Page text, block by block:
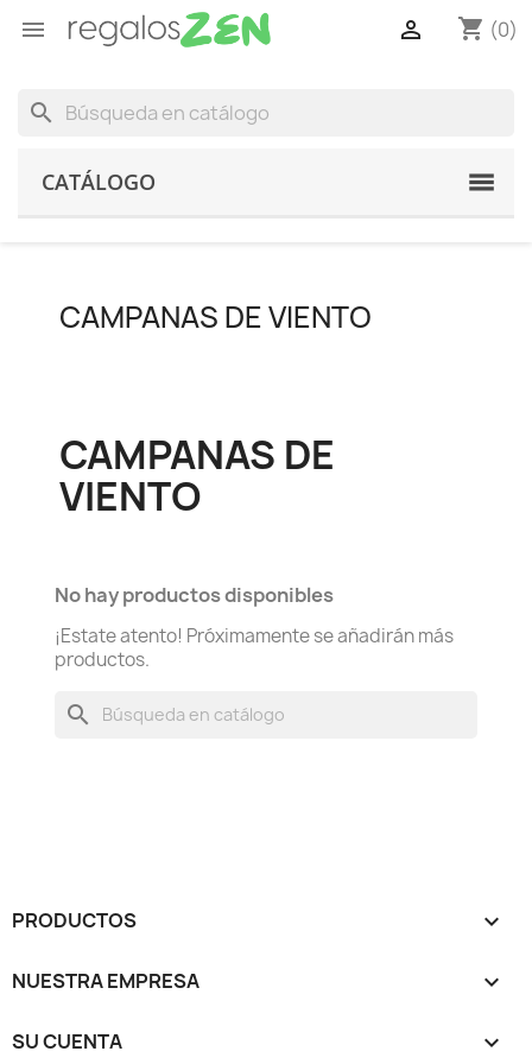
 shopping_cart (0)

search
CATÁLOGO
CAMPANAS DE VIENTO
CAMPANAS DE
VIENTO
No hay productos disponibles
¡Estate atento! Próximamente se añadirán más
productos.
search
PRODUCTOS 
NUESTRA EMPRESA 
SU CUENTA 